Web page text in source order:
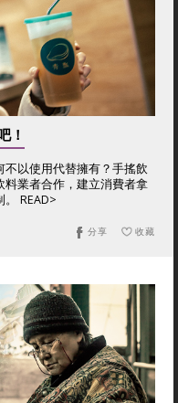
！
以使用代替擁有？手搖飲
業者合作，建立消費者拿
READ>
收藏
分享